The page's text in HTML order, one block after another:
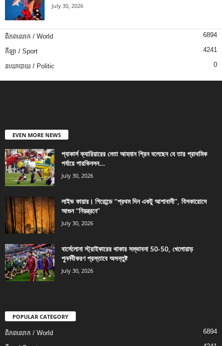
July 30, 2026
ពិភពលោក / World 6894
កីឡា / Sport 4241
នយោបាយ / Politic 0
EVEN MORE NEWS
প্যাকার্স ক্যারিয়ারের নেতা আহমান গ্রিন বলেছেন যে তার প্রাথমিক
পর্যায়ে পারকিনসন...
July 30, 2026
লাইভ ফায়ার। গিরোন্ডে “প্রথম দিন একটু আশাবাদী”, বিসকারোসে
আগুন “নিয়ন্ত্রনে”
July 30, 2026
বার্সেলোনা স্ট্রাইকারের থাকার সম্ভাবনা 50-50, খেলোয়াড়
পুনর্নবীকরণ প্রস্তাবে অসন্তুষ্ট
July 30, 2026
POPULAR CATEGORY
ពិភពលោក / World 6894